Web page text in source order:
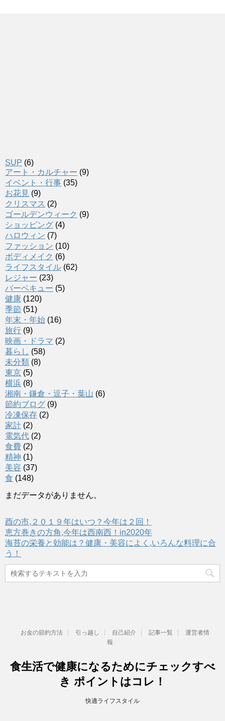
SUP (6)
アート・カルチャー (9)
イベント・行事 (35)
お花見 (9)
クリスマス (2)
ゴールデンウィーク (9)
ショッピング (4)
ハロウィン (7)
ファッション (10)
ボディメイク (6)
ライフスタイル (62)
レジャー (23)
バーベキュー (5)
健康 (120)
季節 (51)
年末・年始 (16)
旅行 (9)
映画・ドラマ (2)
暮らし (58)
未分類 (8)
東京 (5)
横浜 (8)
湘南・鎌倉・逗子・葉山 (6)
節約ブログ (9)
冷凍保存 (2)
家計 (2)
電気代 (2)
食費 (2)
精神 (1)
美容 (37)
食 (148)
まだデータがありません。
酉の市,２０１９年はいつ？今年は２回！
恵方巻きの方角,今年は西南西！in2020年
海苔の栄養と効能は？健康・美容によく,いろんな料理に合
う！
お金の節約方法 引っ越し 自己紹介 記事一覧
運営者情
報
食生活で健康になるためにチェックすべ
き ポイントはコレ！
快適ライフスタイル